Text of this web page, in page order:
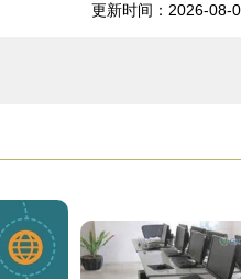
更新时间：2026-08-